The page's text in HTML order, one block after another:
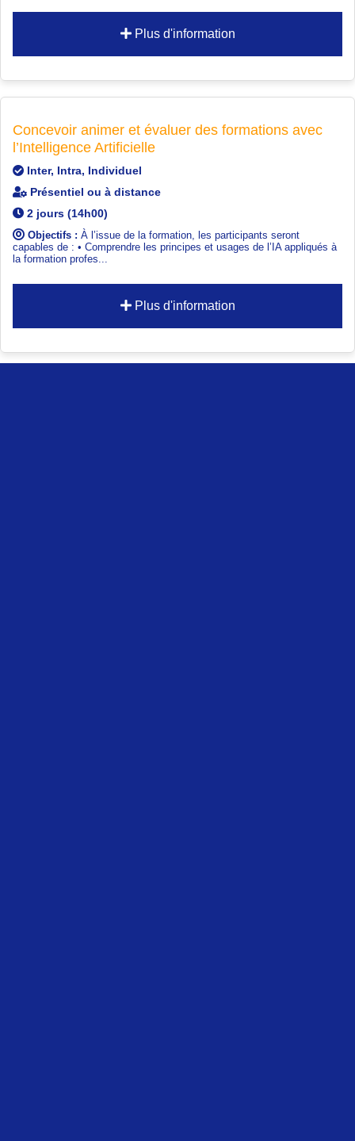
Plus d'information
Concevoir animer et évaluer des formations avec
l’Intelligence Artificielle
Inter, Intra, Individuel
Présentiel ou à distance
2 jours (14h00)
Objectifs : À l’issue de la formation, les participants seront
capables de : • Comprendre les principes et usages de l’IA appliqués à
la formation profes...
Plus d'information